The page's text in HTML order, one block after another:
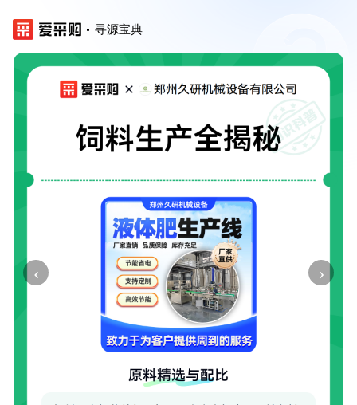
寻源宝典
‹ ›